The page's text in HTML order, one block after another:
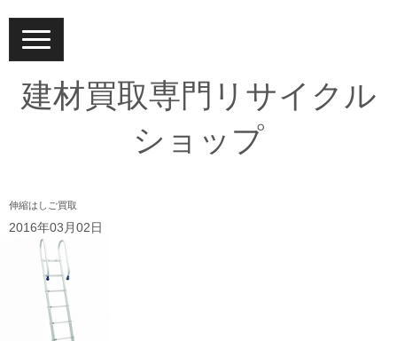
N
a
v
g
a
建材買取専門リサイクル
ショップ
伸縮はしご買取
2016年03月02日